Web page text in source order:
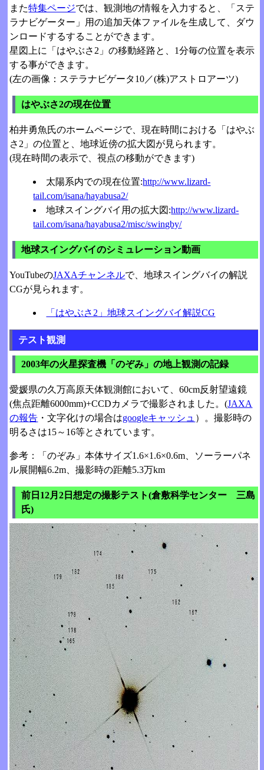
また特集ページでは、観測地の情報を入力すると、「ステ
ラナビゲーター」用の追加天体ファイルを生成して、ダウ
ンロードするすることができます。
星図上に「はやぶさ2」の移動経路と、1分毎の位置を表示
する事ができます。
(左の画像：ステラナビゲータ10／(株)アストロアーツ)
はやぶさ2の現在位置
柏井勇魚氏のホームページで、現在時間における「はやぶ
さ2」の位置と、地球近傍の拡大図が見られます。
(現在時間の表示で、視点の移動ができます)
太陽系内での現在位置:http://www.lizard-
tail.com/isana/hayabusa2/
地球スイングバイ用の拡大図:http://www.lizard-
tail.com/isana/hayabusa2/misc/swingby/
地球スイングバイのシミュレーション動画
YouTubeのJAXAチャンネルで、地球スイングバイの解説
CGが見られます。
「はやぶさ2」地球スイングバイ解説CG
テスト観測
2003年の火星探査機「のぞみ」の地上観測の記録
愛媛県の久万高原天体観測館において、60cm反射望遠鏡
(焦点距離6000mm)+CCDカメラで撮影されました。(JAXA
の報告 ・文字化けの場合はgoogleキャッシュ ）。撮影時の
明るさは15～16等とされています。
参考：「のぞみ」本体サイズ1.6×1.6×0.6m、ソーラーパネ
ル展開幅6.2m、撮影時の距離5.3万km
前日12月2日想定の撮影テスト(倉敷科学センター 三島
氏)